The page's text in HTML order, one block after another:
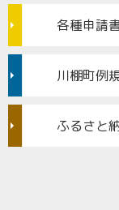
各種申請
川棚町例
ふるさと